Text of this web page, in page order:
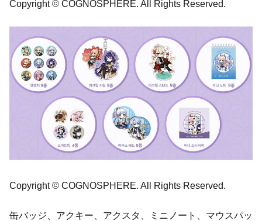
Copyright © COGNOSPHERE. All Rights Reserved.
Copyright © COGNOSPHERE. All Rights Reserved.
缶バッジ、アクキー、アクスタ、ミニノート、マウスパッ